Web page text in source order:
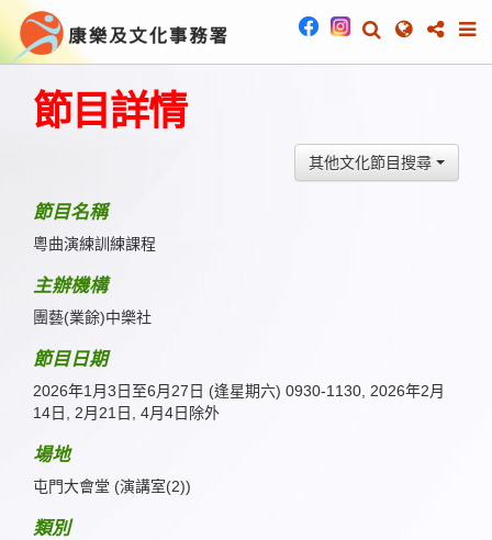
節目詳情
其他文化節目搜尋
節目名稱
粵曲演練訓練課程
主辦機構
團藝(業餘)中樂社
節目日期
2026年1月3日至6月27日 (逢星期六) 0930-1130, 2026年2月
14日, 2月21日, 4月4日除外
場地
屯門大會堂 (演講室(2))
類別